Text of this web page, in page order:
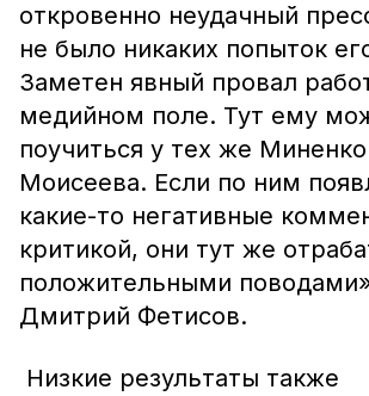
откровенно неудачный
не было никаких попыток
Заметен явный провал
медийном поле. Тут ему
поучиться у тех же
Моисеева. Если по ним
какие-то негативные
критикой, они тут же
положительными
Дмитрий Фетисов.
Низкие результаты также